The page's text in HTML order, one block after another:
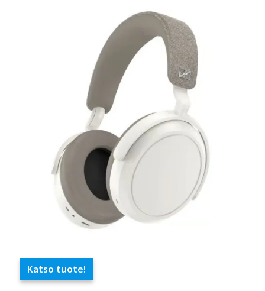
Katso tuote!